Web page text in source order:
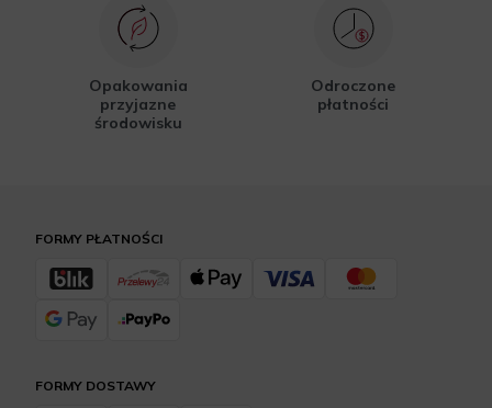
Opakowania
przyjazne
środowisku
Odroczone
płatności
FORMY DOSTAWY
FORMY PŁATNOŚCI